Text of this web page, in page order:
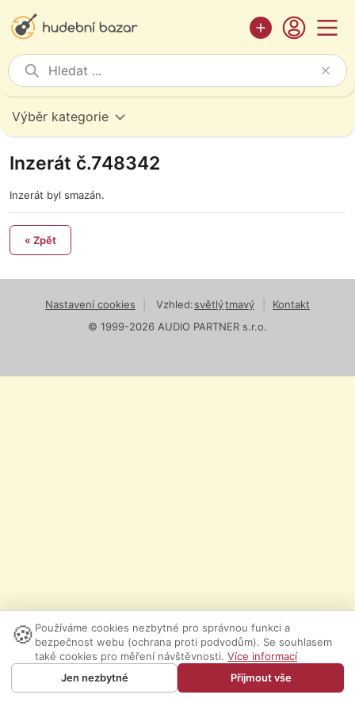
Výběr kategorie
Inzerát č.748342
Inzerát byl smazán.
« Zpět
Nastavení cookies Vzhled:světlýtmavý
Kontakt
© 1999-2026 AUDIO PARTNER s.r.o.
🍪 Používáme cookies nezbytné pro správnou funkci a
bezpečnost webu (ochrana proti podvodům). Se souhlasem
také cookies pro měření návštěvnosti. Více informací
Jen nezbytné
Přijmout vše